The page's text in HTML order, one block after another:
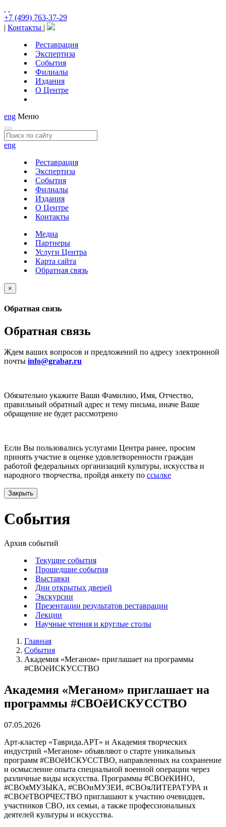
+7 (499) 763-37-29
| Контакты |
Реставрация
Экспертиза
События
Филиалы
Издания
О Центре
eng Меню
eng
Реставрация
Экспертиза
События
Филиалы
Издания
О Центре
Контакты
Медиа
Партнеры
Услуги Центра
Карта сайта
Обратная связь
×
Обратная связь
Обратная связь
Ждем ваших вопросов и предложений по адресу электронной
почты info@grabar.ru
Обязательно укажите Ваши Фамилию, Имя, Отчество,
правильный обратный адрес и тему письма, иначе Ваше
обращение не будет рассмотрено
Если Вы пользовались услугами Центра ранее, просим
принять участие в оценке удовлетворенности граждан
работой федеральных организаций культуры, искусства и
народного творчества, пройдя анкету по ссылке
Закрыть
События
Архив событий
Текущие события
Прошедшие события
Выставки
Дни открытых дверей
Экскурсии
Презентации результатов реставрации
Лекции
Научные чтения и круглые столы
Главная
События
Академия «Меганом» приглашает на программы
#СВОёИСКУССТВО
Академия «Меганом» приглашает на
программы #СВОёИСКУССТВО
07.05.2026
Арт-кластер «Таврида.АРТ» и Академия творческих
индустрий «Меганом» объявляют о старте уникальных
программ #СВОёИСКУССТВО, направленных на сохранение
и осмысление опыта специальной военной операции через
различные виды искусства. Программы #СВОёКИНО,
#СВОяМУЗЫКА, #СВОиМУЗЕИ, #СВОяЛИТЕРАТУРА и
#СВОёТВОРЧЕСТВО приглашают к участию очевидцев,
участников СВО, их семьи, а также профессиональных
деятелей культуры и искусства.